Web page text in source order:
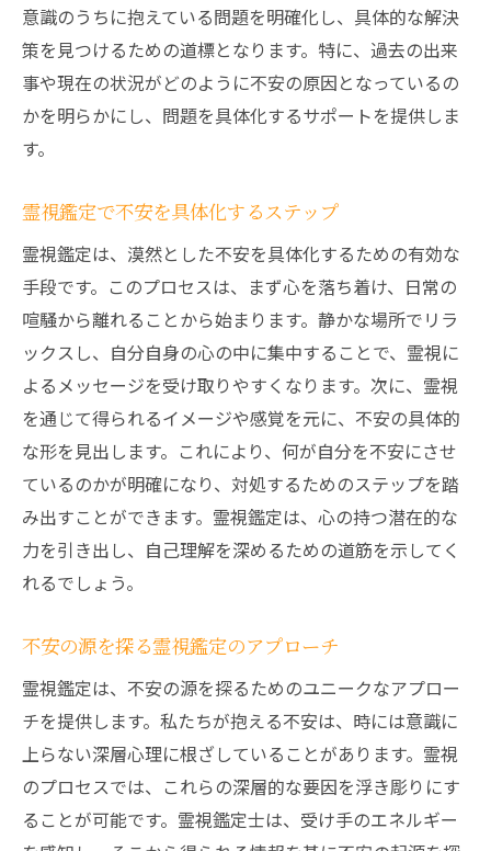
意識のうちに抱えている問題を明確化し、具体的な解決
策を見つけるための道標となります。特に、過去の出来
事や現在の状況がどのように不安の原因となっているの
かを明らかにし、問題を具体化するサポートを提供しま
す。
霊視鑑定で不安を具体化するステップ
霊視鑑定は、漠然とした不安を具体化するための有効な
手段です。このプロセスは、まず心を落ち着け、日常の
喧騒から離れることから始まります。静かな場所でリラ
ックスし、自分自身の心の中に集中することで、霊視に
よるメッセージを受け取りやすくなります。次に、霊視
を通じて得られるイメージや感覚を元に、不安の具体的
な形を見出します。これにより、何が自分を不安にさせ
ているのかが明確になり、対処するためのステップを踏
み出すことができます。霊視鑑定は、心の持つ潜在的な
力を引き出し、自己理解を深めるための道筋を示してく
れるでしょう。
不安の源を探る霊視鑑定のアプローチ
霊視鑑定は、不安の源を探るためのユニークなアプロー
チを提供します。私たちが抱える不安は、時には意識に
上らない深層心理に根ざしていることがあります。霊視
のプロセスでは、これらの深層的な要因を浮き彫りにす
ることが可能です。霊視鑑定士は、受け手のエネルギー